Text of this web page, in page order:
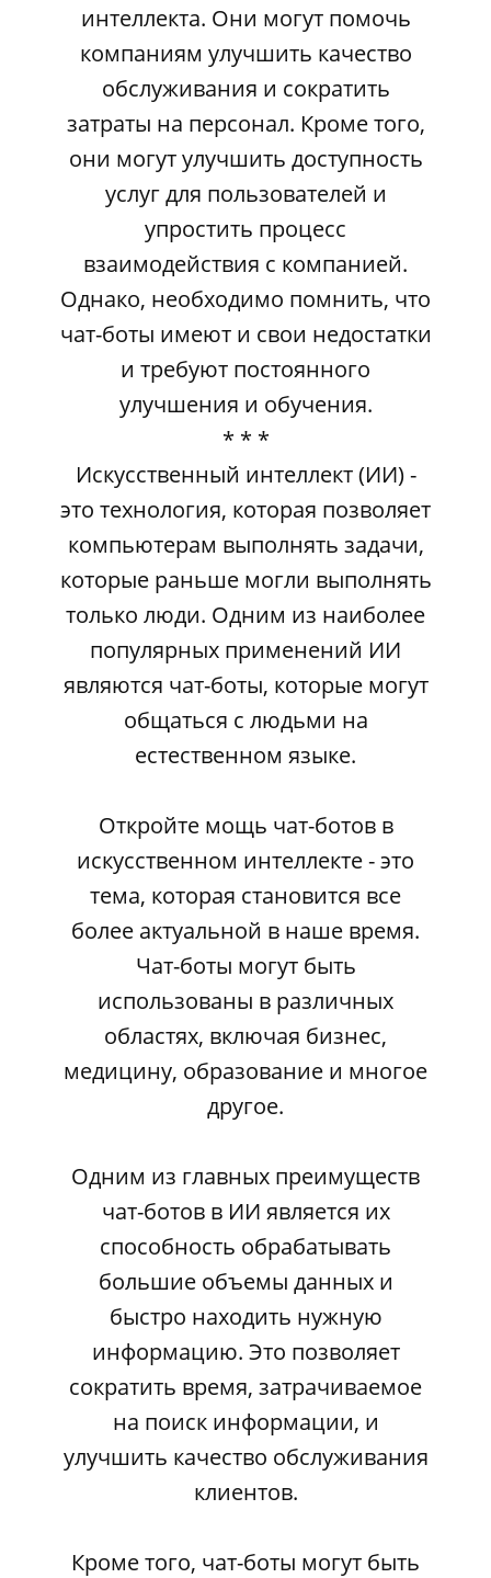
интеллекта. Они могут помочь
компаниям улучшить качество
обслуживания и сократить
затраты на персонал. Кроме того,
они могут улучшить доступность
услуг для пользователей и
упростить процесс
взаимодействия с компанией.
Однако, необходимо помнить, что
чат-боты имеют и свои недостатки
и требуют постоянного
улучшения и обучения.
* * *
Искусственный интеллект (ИИ) -
это технология, которая позволяет
компьютерам выполнять задачи,
которые раньше могли выполнять
только люди. Одним из наиболее
популярных применений ИИ
являются чат-боты, которые могут
общаться с людьми на
естественном языке.
Откройте мощь чат-ботов в
искусственном интеллекте - это
тема, которая становится все
более актуальной в наше время.
Чат-боты могут быть
использованы в различных
областях, включая бизнес,
медицину, образование и многое
другое.
Одним из главных преимуществ
чат-ботов в ИИ является их
способность обрабатывать
большие объемы данных и
быстро находить нужную
информацию. Это позволяет
сократить время, затрачиваемое
на поиск информации, и
улучшить качество обслуживания
клиентов.
Кроме того, чат-боты могут быть